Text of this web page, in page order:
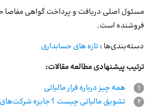
مسئول اصلی دریافت و پرداخت گواهی مفاصا
فروشنده است.
دسته‌بندی‌ها : تازه های حسابداری
ترتیب پیشنهادی مطالعه مقالات:
1
همه چیز درباره فرار مالیاتی
2
تشویق مالیاتی چیست ؟ جایزه